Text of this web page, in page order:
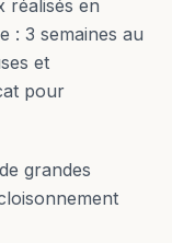
réalisés en
: 3 semaines au
et
pour
grandes